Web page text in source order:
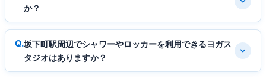
か？
坂下町駅周辺でシャワーやロッカーを利用できるヨガス
タジオはありますか？